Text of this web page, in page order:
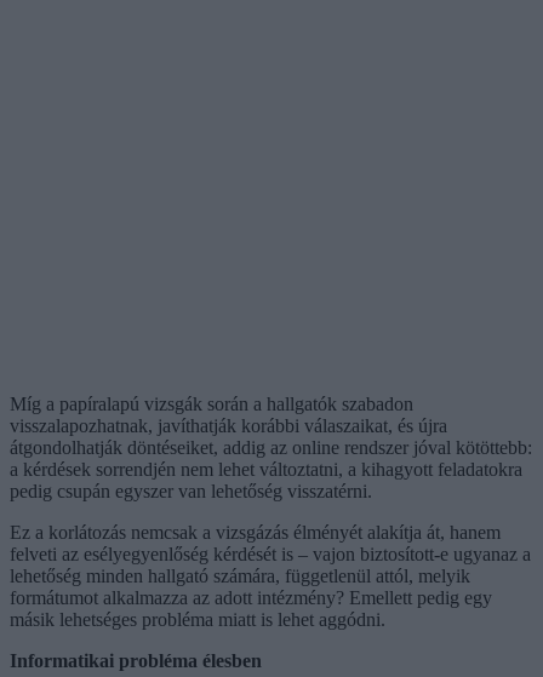
Míg a papíralapú vizsgák során a hallgatók szabadon
visszalapozhatnak, javíthatják korábbi válaszaikat, és újra
átgondolhatják döntéseiket, addig az online rendszer jóval kötöttebb:
a kérdések sorrendjén nem lehet változtatni, a kihagyott feladatokra
pedig csupán egyszer van lehetőség visszatérni.
Ez a korlátozás nemcsak a vizsgázás élményét alakítja át, hanem
felveti az esélyegyenlőség kérdését is – vajon biztosított-e ugyanaz a
lehetőség minden hallgató számára, függetlenül attól, melyik
formátumot alkalmazza az adott intézmény? Emellett pedig egy
másik lehetséges probléma miatt is lehet aggódni.
Informatikai probléma élesben